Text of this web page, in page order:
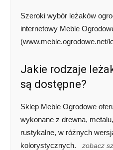
Szeroki wybór leżaków
internetowy Meble
(www.meble.ogrodowe.net/
Jakie rodzaje
są dostępne?
Sklep Meble Ogrodowe
wykonane z drewna,
rustykalne, w różnych
kolorystycznych.
zobacz